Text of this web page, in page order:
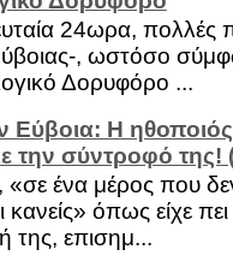
24ωρα, πολλές
, ωστόσο
Δορυφόρο ...
Εύβοια: Η
την σύντροφό
«σε ένα μέρος που
όπως είχε πει
της, επισημ...